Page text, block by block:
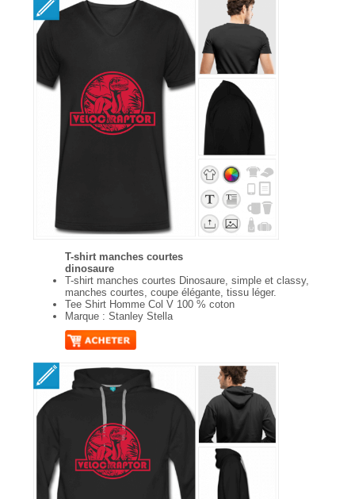
T-shirt manches courtes
dinosaure
T-shirt manches courtes Dinosaure, simple et classy,
manches courtes, coupe élégante, tissu léger.
Tee Shirt Homme Col V 100 % coton
Marque : Stanley Stella